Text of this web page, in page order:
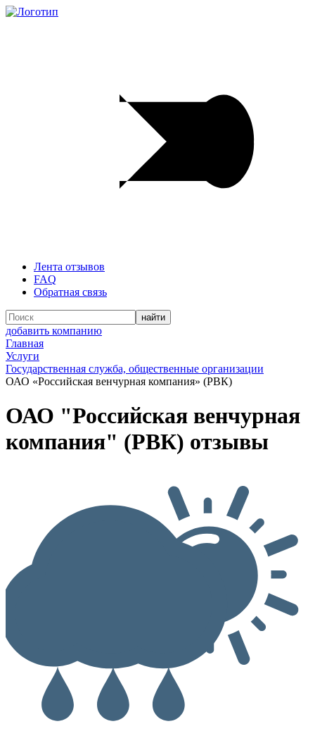
Лента отзывов
FAQ
Обратная связь
добавить компанию
Главная
Услуги
Государственная служба, общественные организации
ОАО «Российская венчурная компания» (РВК)
ОАО "Российская венчурная
компания" (РВК) отзывы